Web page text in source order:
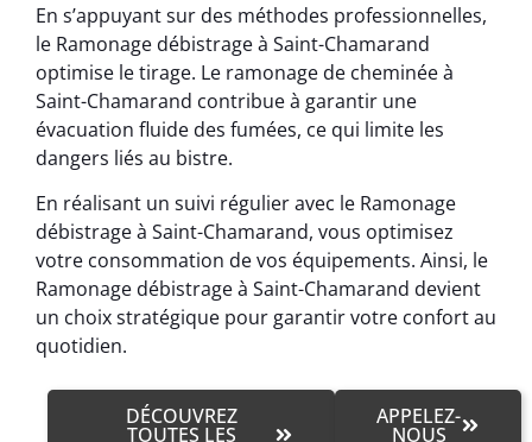
En s’appuyant sur des méthodes professionnelles,
le Ramonage débistrage à Saint-Chamarand
optimise le tirage. Le ramonage de cheminée à
Saint-Chamarand contribue à garantir une
évacuation fluide des fumées, ce qui limite les
dangers liés au bistre.
En réalisant un suivi régulier avec le Ramonage
débistrage à Saint-Chamarand, vous optimisez
votre consommation de vos équipements. Ainsi, le
Ramonage débistrage à Saint-Chamarand devient
un choix stratégique pour garantir votre confort au
quotidien.
DÉCOUVREZ
TOUTES LES
APPELEZ-
NOUS